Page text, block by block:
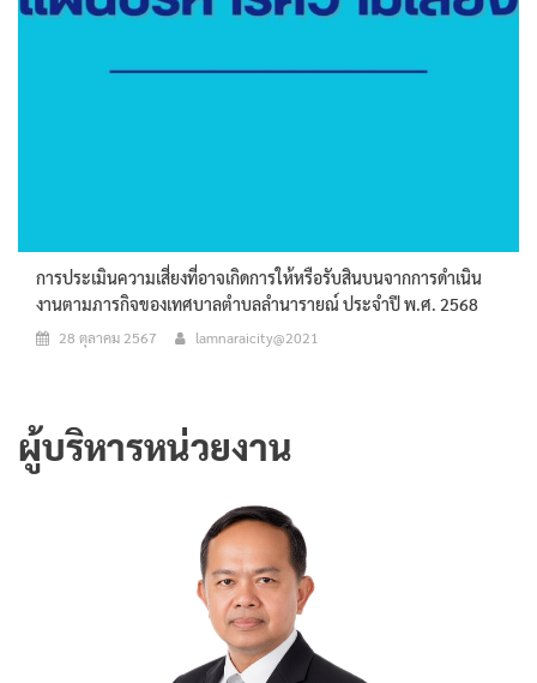
การประเมินความเสี่ยงที่อาจเกิดการให้หรือรับสินบนจากการดำเนิน
งานตามภารกิจของเทศบาลตำบลลำนารายณ์ ประจำปี พ.ศ. 2568
28 ตุลาคม 2567 lamnaraicity@2021
ผู้บริหารหน่วยงาน